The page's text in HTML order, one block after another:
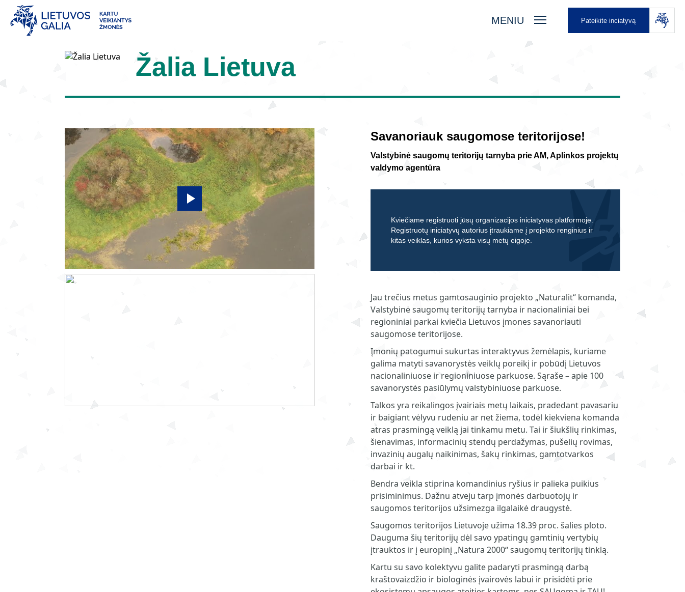
MENIU Pateikite inciatyvą
Žalia Lietuva
Savanoriauk saugomose teritorijose!
Valstybinė saugomų teritorijų tarnyba prie AM, Aplinkos projektų
valdymo agentūra
Kviečiame registruoti jūsų organizacijos iniciatyvas platformoje.
Registruotų iniciatyvų autorius įtraukiame į projekto renginius ir
kitas veiklas, kurios vyksta visų metų eigoje.
Jau trečius metus gamtosauginio projekto „Naturalit“ komanda,
Valstybinė saugomų teritorijų tarnyba ir nacionaliniai bei
regioniniai parkai kviečia Lietuvos įmones savanoriauti
saugomose teritorijose.
Įmonių patogumui sukurtas interaktyvus žemėlapis, kuriame
galima matyti savanorystės veiklų poreikį ir pobūdį Lietuvos
nacionaliniuose ir regioniniuose parkuose. Sąraše – apie 100
savanorystės pasiūlymų valstybiniuose parkuose.
Talkos yra reikalingos įvairiais metų laikais, pradedant pavasariu
ir baigiant vėlyvu rudeniu ar net žiema, todėl kiekviena komanda
atras prasmingą veiklą jai tinkamu metu. Tai ir šiukšlių rinkimas,
šienavimas, informacinių stendų perdažymas, pušelių rovimas,
invazinių augalų naikinimas, šakų rinkimas, gamtotvarkos
darbai ir kt.
Bendra veikla stiprina komandinius ryšius ir palieka puikius
prisiminimus. Dažnu atveju tarp įmonės darbuotojų ir
saugomos teritorijos užsimezga ilgalaikė draugystė.
Saugomos teritorijos Lietuvoje užima 18.39 proc. šalies ploto.
Dauguma šių teritorijų dėl savo ypatingų gamtinių vertybių
įtrauktos ir į europinį „Natura 2000“ saugomų teritorijų tinklą.
Kartu su savo kolektyvu galite padaryti prasmingą darbą
kraštovaizdžio ir biologinės įvairovės labui ir prisidėti prie